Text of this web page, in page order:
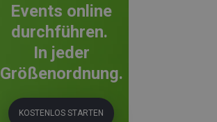
Events online
durchführen.
In jeder
Größenordnung.
KOSTENLOS STARTEN